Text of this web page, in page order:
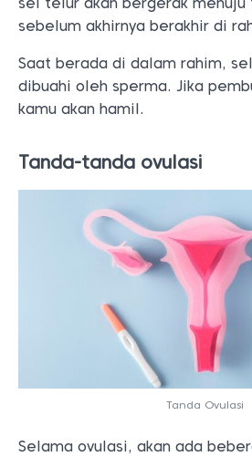
sebelum akhirnya berakhir di
Saat berada di dalam rahim,
dibuahi oleh sperma. Jika
kamu akan hamil.
Tanda-tanda ovulasi
Tanda Ovulasi
Selama ovulasi, akan ada